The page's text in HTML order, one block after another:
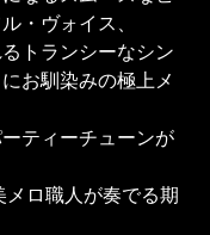
・ヴォイス、
トランシーなシン
お馴染みの極上メ
ティーチューンが
ロ職人が奏でる期